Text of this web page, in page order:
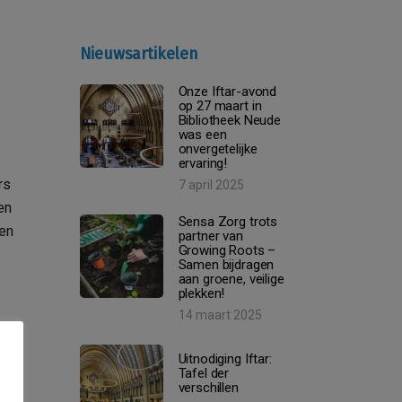
Nieuwsartikelen
Onze Iftar-avond
op 27 maart in
Bibliotheek Neude
was een
onvergetelijke
ervaring!
7 april 2025
Sensa Zorg trots
partner van
Growing Roots –
Samen bijdragen
aan groene, veilige
plekken!
14 maart 2025
Uitnodiging Iftar:
Tafel der
verschillen